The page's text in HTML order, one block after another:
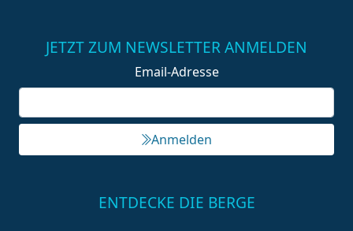
JETZT ZUM NEWSLETTER ANMELDEN
Email-Adresse
Anmelden
ENTDECKE DIE BERGE